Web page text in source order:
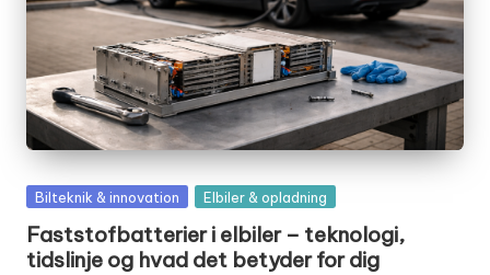
Posted
Bilteknik & innovation Elbiler & opladning
Faststofbatterier i elbiler – teknologi,
tidslinje og hvad det betyder for dig